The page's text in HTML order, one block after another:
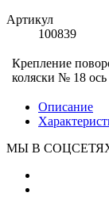
Артикул
100839
Крепление
коляски № 18
Описание
МЫ В